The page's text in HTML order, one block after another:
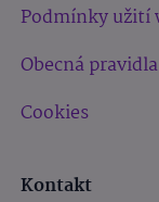
Podmínky užití
Obecná
Cookies
Kontakt